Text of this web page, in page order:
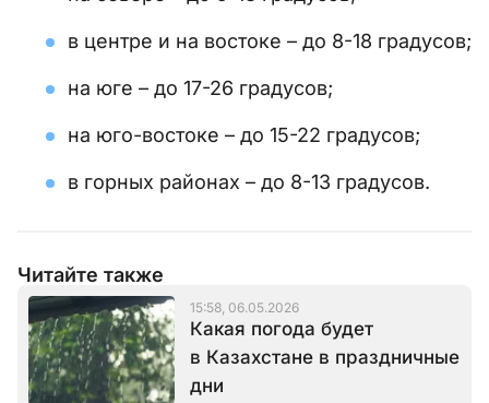
в центре и на востоке – до 8-18 градусов;
на юге – до 17-26 градусов;
на юго-востоке – до 15-22 градусов;
в горных районах – до 8-13 градусов.
Читайте также
15:58, 06.05.2026
Какая погода будет
в Казахстане в праздничные
дни